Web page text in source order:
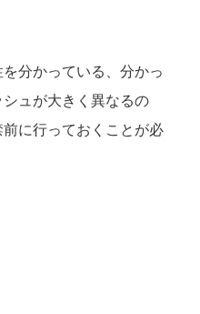
分かっている、分かっ
ュが大きく異なるの
に行っておくことが必